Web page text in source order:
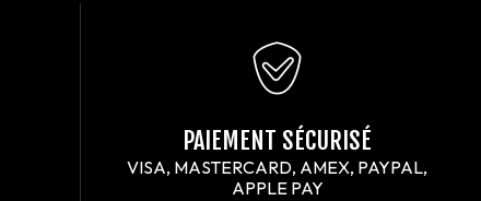
PAIEMENT SÉCURISÉ
VISA, MASTERCARD, AMEX, PAYPAL,
APPLE PAY